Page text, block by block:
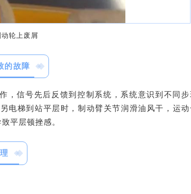
轮上废屑
的故障
，信号先后反馈到控制系统，系统意识到不同
电梯到站平层时，制动臂关节润滑油风干，运
平层顿挫感。